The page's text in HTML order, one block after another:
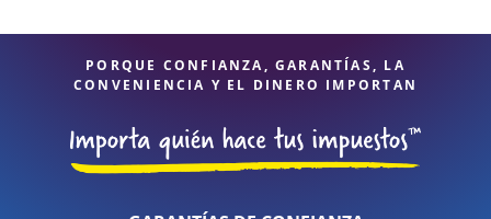
PORQUE CONFIANZA, GARANTÍAS, LA
CONVENIENCIA Y EL DINERO IMPORTAN